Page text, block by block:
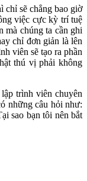
chỉ sẽ chẳng bao giờ
việc cực kỳ trí tuệ
mà chúng ta cần ghi
chỉ đơn giản là lên
viên sẽ tạo ra phần
thú vị phải không
trình viên chuyên
những câu hỏi như:
sao bạn tôi nên bắt